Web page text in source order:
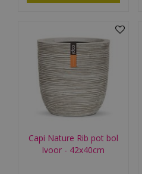
Capi Nature Rib pot bol
Ivoor - 42x40cm